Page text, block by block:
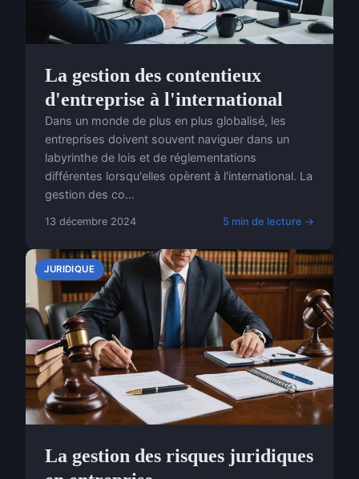
La gestion des contentieux
d'entreprise à l'international
Dans un monde de plus en plus globalisé, les
entreprises doivent souvent naviguer dans un
labyrinthe de lois et de réglementations
différentes lorsqu'elles opèrent à l'international. La
gestion des co...
13 décembre 2024 5 min de lecture →
JURIDIQUE
La gestion des risques juridiques